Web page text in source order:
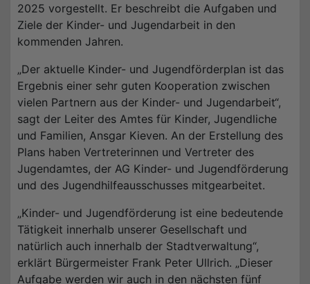
2025 vorgestellt. Er beschreibt die Aufgaben und
Ziele der Kinder- und Jugendarbeit in den
kommenden Jahren.
„Der aktuelle Kinder- und Jugendförderplan ist das
Ergebnis einer sehr guten Kooperation zwischen
vielen Partnern aus der Kinder- und Jugendarbeit“,
sagt der Leiter des Amtes für Kinder, Jugendliche
und Familien, Ansgar Kieven. An der Erstellung des
Plans haben Vertreterinnen und Vertreter des
Jugendamtes, der AG Kinder- und Jugendförderung
und des Jugendhilfeausschusses mitgearbeitet.
„Kinder- und Jugendförderung ist eine bedeutende
Tätigkeit innerhalb unserer Gesellschaft und
natürlich auch innerhalb der Stadtverwaltung“,
erklärt Bürgermeister Frank Peter Ullrich. „Dieser
Aufgabe werden wir auch in den nächsten fünf